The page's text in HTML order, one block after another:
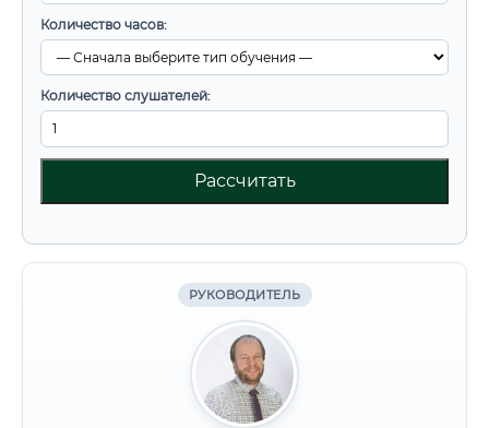
Количество часов:
Количество слушателей:
Рассчитать
РУКОВОДИТЕЛЬ